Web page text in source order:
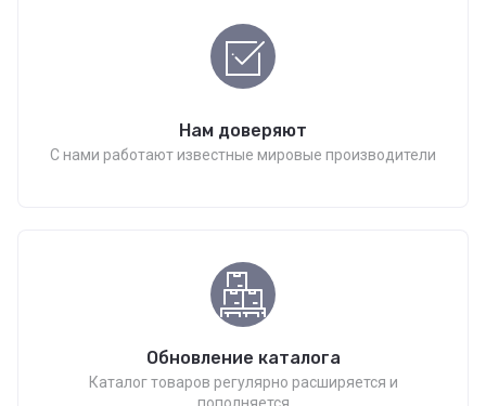
Нам доверяют
С нами работают известные мировые производители
Обновление каталога
Каталог товаров регулярно расширяется и